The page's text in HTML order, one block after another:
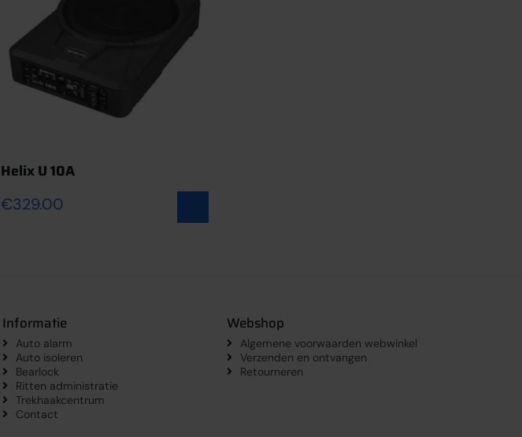
Helix U 10A
€329.00
Informatie
Auto alarm
Auto isoleren
Bearlock
Ritten administratie
Trekhaakcentrum
Contact
Webshop
Algemene voorwaarden webwinkel
Verzenden en ontvangen
Retourneren